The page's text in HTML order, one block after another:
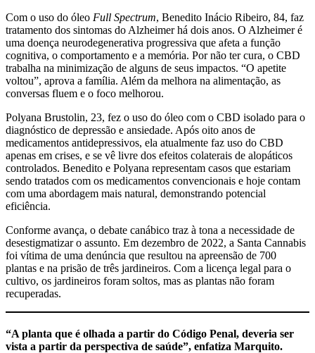
Com o uso do óleo Full Spectrum, Benedito Inácio Ribeiro, 84, faz
tratamento dos sintomas do Alzheimer há dois anos. O Alzheimer é
uma doença neurodegenerativa progressiva que afeta a função
cognitiva, o comportamento e a memória. Por não ter cura, o CBD
trabalha na minimização de alguns de seus impactos. “O apetite
voltou”, aprova a família. Além da melhora na alimentação, as
conversas fluem e o foco melhorou.
Polyana Brustolin, 23, fez o uso do óleo com o CBD isolado para o
diagnóstico de depressão e ansiedade. Após oito anos de
medicamentos antidepressivos, ela atualmente faz uso do CBD
apenas em crises, e se vê livre dos efeitos colaterais de alopáticos
controlados. Benedito e Polyana representam casos que estariam
sendo tratados com os medicamentos convencionais e hoje contam
com uma abordagem mais natural, demonstrando potencial
eficiência.
Conforme avança, o debate canábico traz à tona a necessidade de
desestigmatizar o assunto. Em dezembro de 2022, a Santa Cannabis
foi vítima de uma denúncia que resultou na apreensão de 700
plantas e na prisão de três jardineiros. Com a licença legal para o
cultivo, os jardineiros foram soltos, mas as plantas não foram
recuperadas.
“A planta que é olhada a partir do Código Penal, deveria ser
vista a partir da perspectiva de saúde”, enfatiza Marquito.